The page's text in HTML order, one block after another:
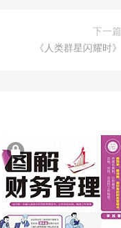
下一篇
《人类群星闪耀时》